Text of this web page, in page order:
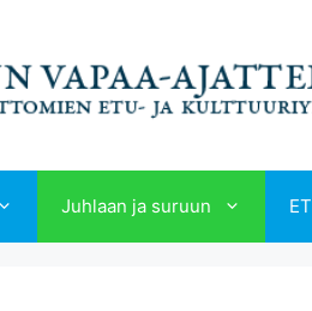
Juhlaan ja suruun ET